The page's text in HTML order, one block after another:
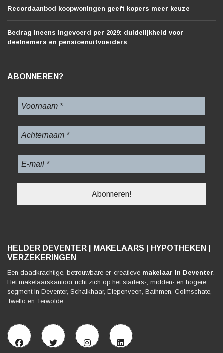
Recordaanbod koopwoningen geeft kopers meer keuze
Bedrag ineens ingevoerd per 2029: duidelijkheid voor
deelnemers en pensioenuitvoerders
ABONNEREN?
HELDER DEVENTER | MAKELAARS | HYPOTHEKEN |
VERZEKERINGEN
Een daadkrachtige, betrouwbare en creatieve makelaar in Deventer.
Het makelaarskantoor richt zich op het starters-, midden- en hogere
segment in Deventer, Schalkhaar, Diepenveen, Bathmen, Colmschate,
Twello en Terwolde.